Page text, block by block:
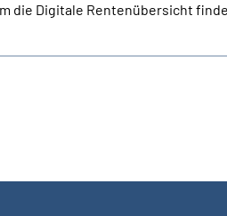
die Digitale Rentenübersicht